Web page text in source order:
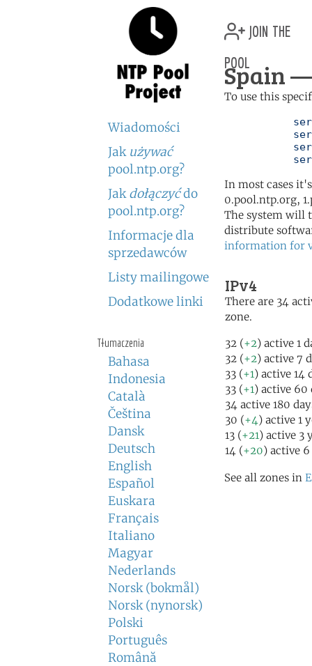
Wiadomości
Jak używać
pool.ntp.org?
Jakdołączyćdo
pool.ntp.org?
Informacje dla
sprzedawców
Listy mailingowe
Dodatkowe linki
Tłumaczenia
Bahasa
Indonesia
Català
Čeština
Dansk
Deutsch
English
Español
Euskara
Français
Italiano
Magyar
Nederlands
Norsk (bokmål)
Norsk (nynorsk)
Polski
Português
Română
join the
pool
Spain
To use this
In most cases
0.pool.ntp.org,
The system will
distribute
information for
IPv4
There are 34
zone.
32 (+2) active 1
32 (+2) active 7
33 (+1) active 14
33 (+1) active 60
34 active 180
30 (+4) active 1
13 (+21) active 3
14 (+20) active
See all zones in